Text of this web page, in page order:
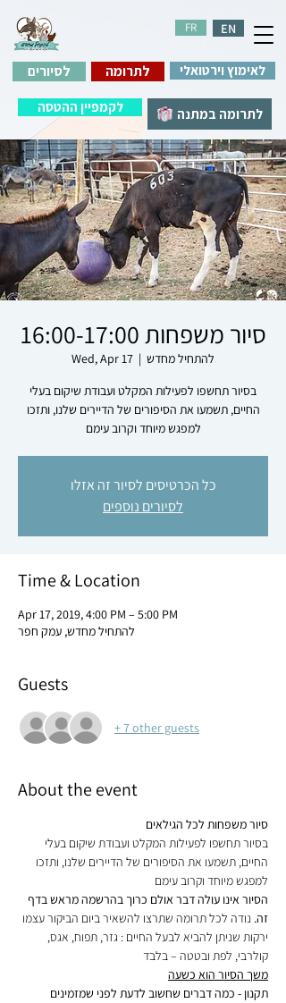
EN
FR
לתרומה לאימוץ וירטואלי
לתרומה במתנה
לסיורים
לקמפיין ההטסה
סיור משפחות 16:00-17:00
Wed, Apr 17
  |
להתחיל מחדש
בסיור תחשפו לפעילות המקלט ועבודת שיקום בעלי
החיים, תשמעו את הסיפורים של הדיירים שלנו, ותזכו
למפגש מיוחד וקרוב עימם
כל הכרטיסים לסיור זה אזלו
לסיורים נוספים
Time & Location
Apr 17, 2019, 4:00 PM – 5:00 PM
להתחיל מחדש, עמק חפר
Guests
+ 7 other guests
About the event
סיור משפחות לכל הגילאים
בסיור תחשפו לפעילות המקלט ועבודת שיקום בעלי
החיים, תשמעו את הסיפורים של הדיירים שלנו, ותזכו
למפגש מיוחד וקרוב עימם
הסיור אינו עולה דבר אולם כרוך בהרשמה מראש בדף
זה. נודה לכל תרומה שתרצו להשאיר ביום הביקור עצמו
ירקות שניתן להביא לבעל החיים : גזר, תפוח, אגס,
קולרבי, לפת ובטטה – בלבד
משך הסיור הוא כשעה
תקנון - כמה דברים שחשוב לדעת לפני שמזמינים